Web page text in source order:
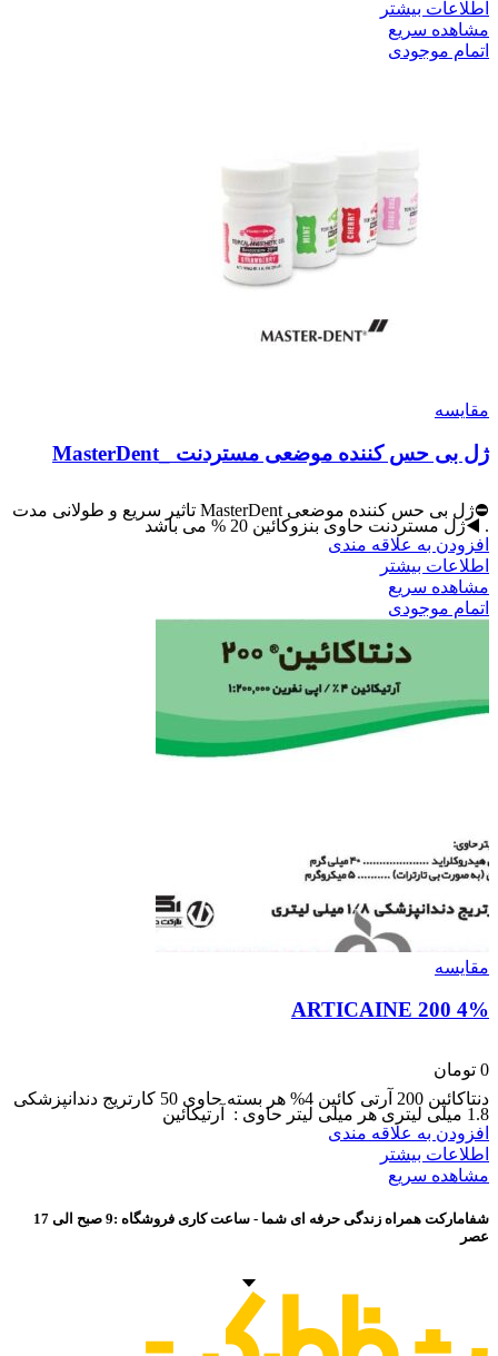
اطلاعات بیشتر
مشاهده سریع
اتمام موجودی
مقایسه
ژل بی حس کننده موضعی مستردنت _MasterDent
⛔️ژل بی حس کننده موضعی MasterDent تاثیر سریع و طولانی مدت
. ◀️ژل مستردنت حاوی بنزوکائین 20 % می باشد
افزودن به علاقه مندی
اطلاعات بیشتر
مشاهده سریع
اتمام موجودی
مقایسه
ARTICAINE 200 4%
0 تومان
دنتاکائین 200 آرتی کائین 4% هر بسته حاوی 50 کارتریج دندانپزشکی
1.8 میلی لیتری هر میلی لیتر حاوی : آرتیکائین
افزودن به علاقه مندی
اطلاعات بیشتر
مشاهده سریع
شفامارکت همراه زندگی حرفه ای شما - ساعت کاری فروشگاه :9 صبح الی 17
عصر